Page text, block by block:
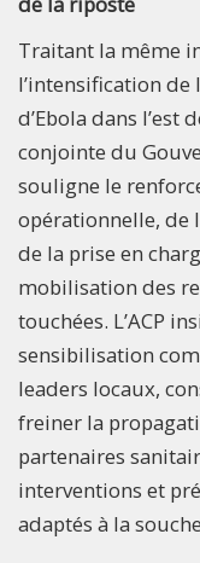
Traitant la même
l’intensification de
d’Ebola dans l’est
conjointe du
souligne le
opérationnelle, de
de la prise en
mobilisation des
touchées. L’ACP
sensibilisation
leaders locaux,
freiner la
partenaires
interventions et
adaptés à la